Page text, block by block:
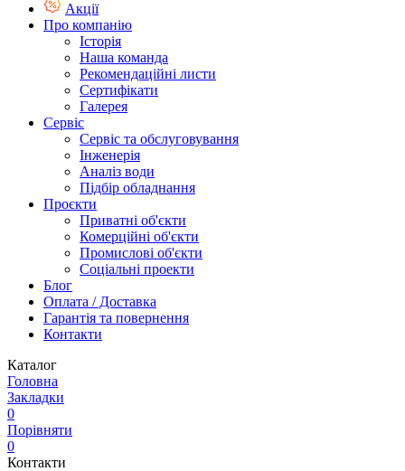
Акції
Про компанію
Історія
Наша команда
Рекомендаційні листи
Сертифікати
Галерея
Сервіс
Сервіс та обслуговування
Інженерія
Аналіз води
Підбір обладнання
Проєкти
Приватні об'єкти
Комерційні об'єкти
Промислові об'єкти
Соціальні проекти
Блог
Оплата / Доставка
Гарантія та повернення
Контакти
Каталог
Головна
Закладки
0
Порівняти
0
Контакти